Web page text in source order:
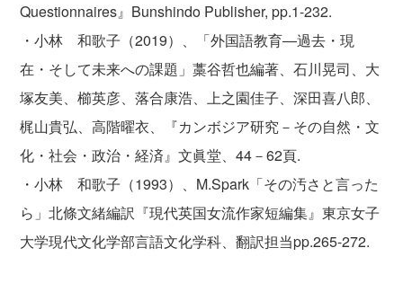
Questionnaires』Bunshindo Publisher, pp.1-232.
・小林 和歌子（2019）、「外国語教育―過去・現
在・そして未来への課題」藁谷哲也編著、石川晃司、大
塚友美、櫛英彦、落合康浩、上之園佳子、深田喜八郎、
梶山貴弘、高階曜衣、『カンボジア研究－その自然・文
化・社会・政治・経済』文眞堂、44－62頁.
・小林 和歌子（1993）、M.Spark「その汚さと言った
ら」北條文緒編訳『現代英国女流作家短編集』東京女子
大学現代文化学部言語文化学科、翻訳担当pp.265-272.